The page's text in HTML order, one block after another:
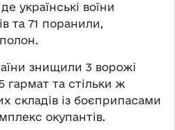
українські воїни
та 71 поранили,
знищили 3 ворожі
гармат та стільки ж
складів із боєприпасами
окупантів.